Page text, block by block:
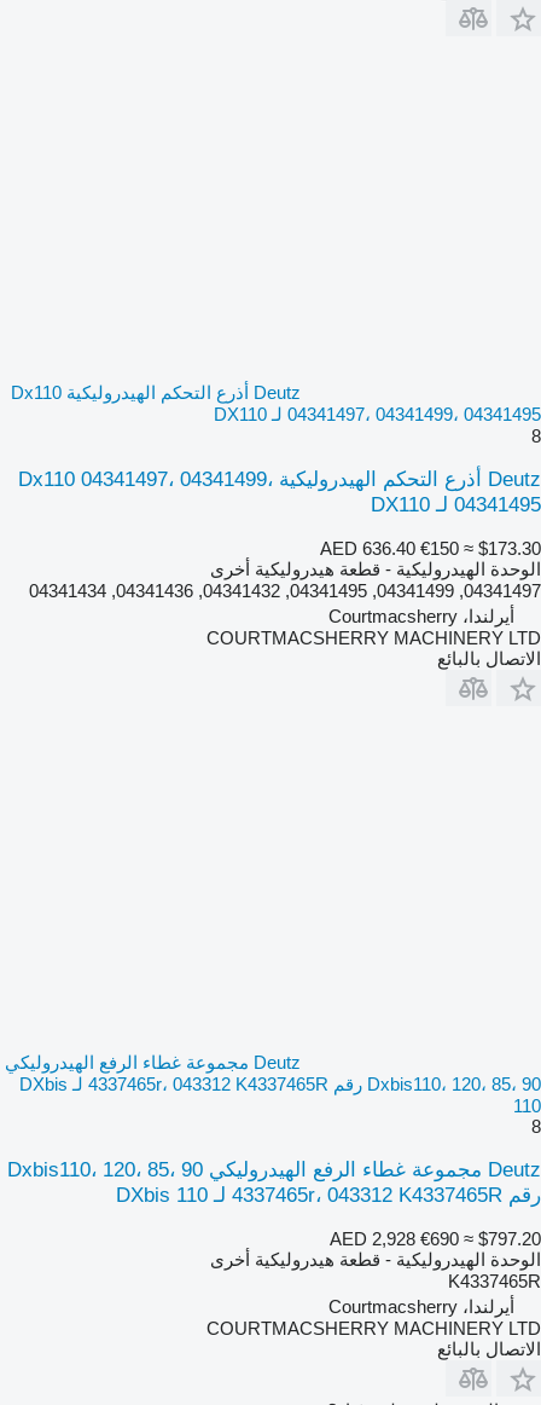
Deutz أذرع التحكم الهيدروليكية Dx110
04341497، 04341499، 04341495 لـ DX110
8
Deutz أذرع التحكم الهيدروليكية Dx110 04341497، 04341499،
04341495 لـ DX110
AED 636.40 €150 ≈ $173.30
الوحدة الهيدروليكية - قطعة هيدروليكية أخرى
04341497, 04341499, 04341495, 04341432, 04341436, 04341434
أيرلندا، Courtmacsherry
COURTMACSHERRY MACHINERY LTD
الاتصال بالبائع
Deutz مجموعة غطاء الرفع الهيدروليكي
Dxbis110، 120، 85، 90 رقم 4337465r، 043312 K4337465R لـ DXbis
110
8
Deutz مجموعة غطاء الرفع الهيدروليكي Dxbis110، 120، 85، 90
رقم 4337465r، 043312 K4337465R لـ DXbis 110
AED 2,928 €690 ≈ $797.20
الوحدة الهيدروليكية - قطعة هيدروليكية أخرى
K4337465R
أيرلندا، Courtmacsherry
COURTMACSHERRY MACHINERY LTD
الاتصال بالبائع